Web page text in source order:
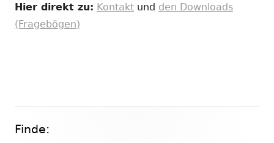
Hier direkt zu: Kontakt und den Downloads
(Fragebögen)
Haupt-
Finde: